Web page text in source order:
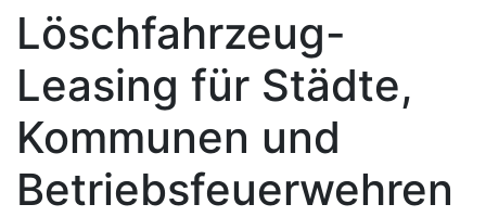
Löschfahrzeug-
Leasing für Städte,
Kommunen und
Betriebsfeuerwehren